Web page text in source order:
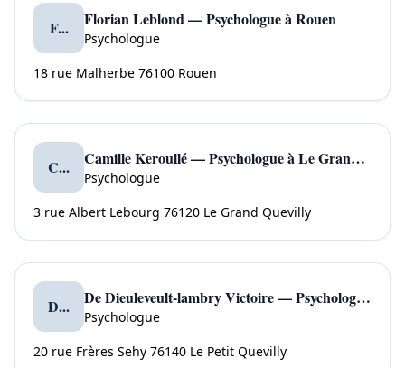
F... Florian Leblond — Psychologue à Rouen
Psychologue
18 rue Malherbe 76100 Rouen
C... Camille Keroullé — Psychologue à Le Grand Quevilly
Psychologue
3 rue Albert Lebourg 76120 Le Grand Quevilly
D... De Dieuleveult-lambry Victoire — Psychologue à Le Petit Quevilly
Psychologue
20 rue Frères Sehy 76140 Le Petit Quevilly